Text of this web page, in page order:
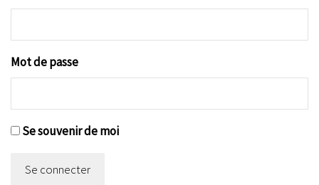
Mot de passe
Se souvenir de moi
Se connecter